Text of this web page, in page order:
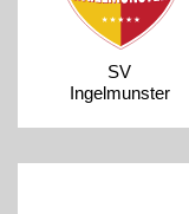
SV
Ingelmunster